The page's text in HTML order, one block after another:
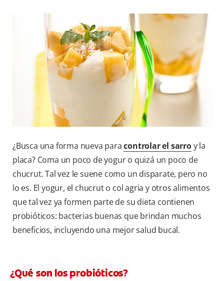
PROMOCIONES
PA (ES)
SUSCRÍBASE
¿Busca una forma nueva paracontrolar el sarroy la
placa? Coma un poco de yogur o quizá un poco de
chucrut. Tal vez le suene como un disparate, pero no
lo es. El yogur, el chucrut o col agria y otros alimentos
que tal vez ya formen parte de su dieta contienen
probióticos: bacterias buenas que brindan muchos
beneficios, incluyendo una mejor salud bucal.
¿Qué son los probióticos?